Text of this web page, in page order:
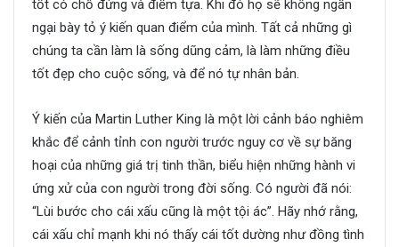
tốt có chỗ đứng và điểm tựa. Khi đó họ sẽ không ngần
ngại bày tỏ ý kiến quan điểm của mình. Tất cả những gì
chúng ta cần làm là sống dũng cảm, là làm những điều
tốt đẹp cho cuộc sống, và để nó tự nhân bản.
Ý kiến của Martin Luther King là một lời cảnh báo nghiêm
khắc để cảnh tỉnh con người trước nguy cơ về sự băng
hoại của những giá trị tinh thần, biểu hiện những hành vi
ứng xử của con người trong đời sống. Có người đã nói:
“Lùi bước cho cái xấu cũng là một tội ác”. Hãy nhớ rằng,
cái xấu chỉ mạnh khi nó thấy cái tốt dường như đồng tình